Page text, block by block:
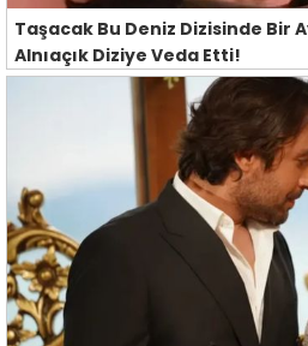
Taşacak Bu Deniz Dizisinde Bir
Alnıaçık Diziye Veda Etti!